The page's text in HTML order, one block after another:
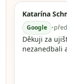
Katarína
Google •
Děkuji za
nezanedbali